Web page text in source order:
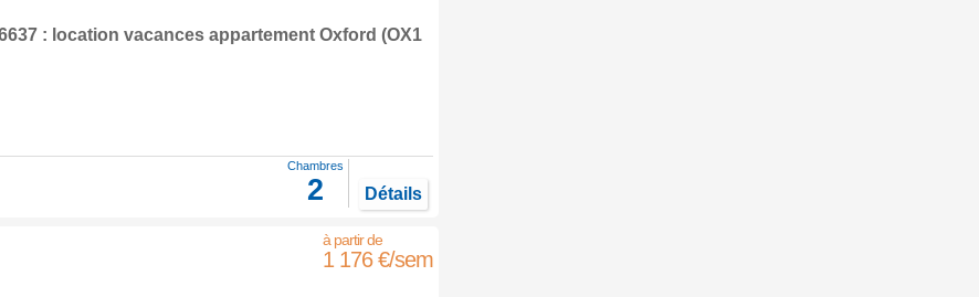
: location vacances appartement Oxford (OX1
Chambres
2 Détails
1 176 €/sem